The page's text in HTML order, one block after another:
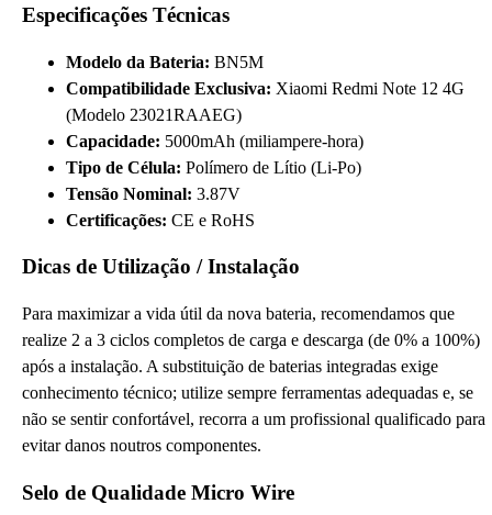
Especificações Técnicas
Modelo da Bateria: BN5M
Compatibilidade Exclusiva: Xiaomi Redmi Note 12 4G
(Modelo 23021RAAEG)
Capacidade: 5000mAh (miliampere-hora)
Tipo de Célula: Polímero de Lítio (Li-Po)
Tensão Nominal: 3.87V
Certificações: CE e RoHS
Dicas de Utilização / Instalação
Para maximizar a vida útil da nova bateria, recomendamos que
realize 2 a 3 ciclos completos de carga e descarga (de 0% a 100%)
após a instalação. A substituição de baterias integradas exige
conhecimento técnico; utilize sempre ferramentas adequadas e, se
não se sentir confortável, recorra a um profissional qualificado para
evitar danos noutros componentes.
Selo de Qualidade Micro Wire